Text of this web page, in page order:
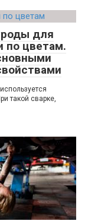
для
по цветам.
такой сварке,